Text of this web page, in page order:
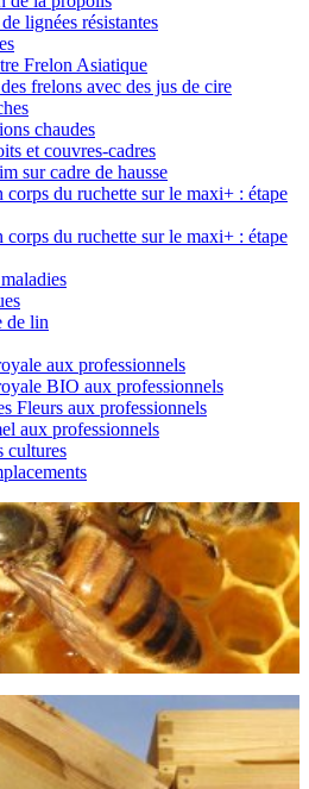
lignées résistantes
Frelon Asiatique
frelons avec des jus de cire
chaudes
et couvres-cadres
sur cadre de hausse
corps du ruchette sur le maxi+ : étape
corps du ruchette sur le maxi+ : étape
de lin
aux professionnels
BIO aux professionnels
Fleurs aux professionnels
aux professionnels
cultures